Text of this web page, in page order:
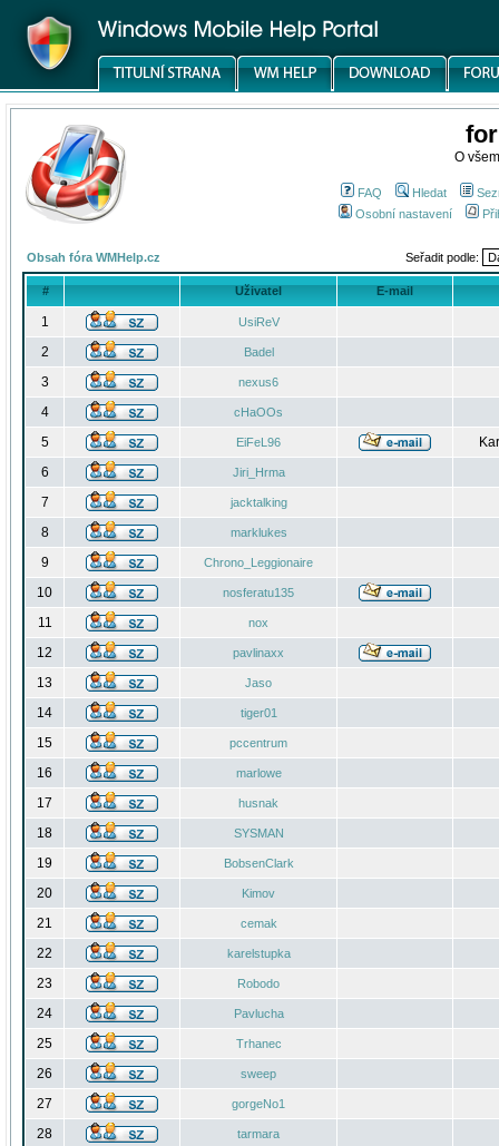
O
FAQ Hledat
Osobní nastavení
Obsah fóra WMHelp.cz Seřadit podle:
# Uživatel E-mail
1 UsiReV
2 Badel
3 nexus6
4 cHaOOs
5 EiFeL96
6
Jiri_Hrma
7 jacktalking
8 marklukes
9 Chrono_Leggionaire
10 nosferatu135
11 nox
12 pavlinaxx
13 Jaso
14 tiger01
15 pccentrum
16 marlowe
17 husnak
18 SYSMAN
19 BobsenClark
20 Kimov
21 cemak
22 karelstupka
23 Robodo
24 Pavlucha
25 Trhanec
26 sweep
27 gorgeNo1
28 tarmara